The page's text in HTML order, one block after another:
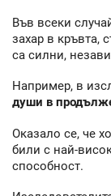
Във всеки
захар в кръвта,
са силни,
Например, в
души в
Оказало се, че
били с най-
способност.